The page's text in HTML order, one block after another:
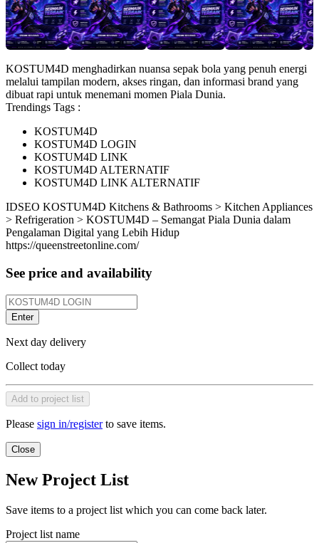
KOSTUM4D menghadirkan nuansa sepak bola yang penuh energi
melalui tampilan modern, akses ringan, dan informasi brand yang
dibuat rapi untuk menemani momen Piala Dunia.
Trendings Tags :
KOSTUM4D
KOSTUM4D LOGIN
KOSTUM4D LINK
KOSTUM4D ALTERNATIF
KOSTUM4D LINK ALTERNATIF
IDSEO KOSTUM4D Kitchens & Bathrooms > Kitchen Appliances
> Refrigeration > KOSTUM4D – Semangat Piala Dunia dalam
Pengalaman Digital yang Lebih Hidup
https://queenstreetonline.com/
See price and availability
Enter
Next day delivery
Collect today
Add to project list
Please sign in/registerto save items.
Close
New Project List
Save items to a project list which you can come back later.
Project list name